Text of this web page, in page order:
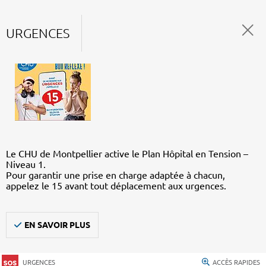
URGENCES
Le CHU de Montpellier active le Plan Hôpital en Tension –
Niveau 1.
Pour garantir une prise en charge adaptée à chacun,
appelez le 15 avant tout déplacement aux urgences.
EN SAVOIR PLUS
URGENCES ACCÈS RAPIDES